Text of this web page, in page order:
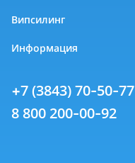
Випсилинг
Информация
+7 (3843) 70-50-77
8 800 200-00-92